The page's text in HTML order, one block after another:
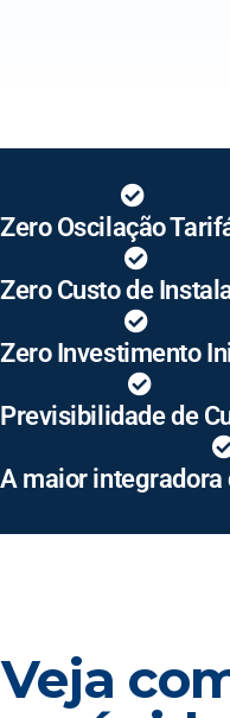
Zero Oscilação
Zero Custo de
Zero Investimento
Previsibilidade de
A maior integradora
Veja